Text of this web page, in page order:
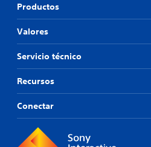
Productos
Valores
Servicio técnico
Recursos
Conectar